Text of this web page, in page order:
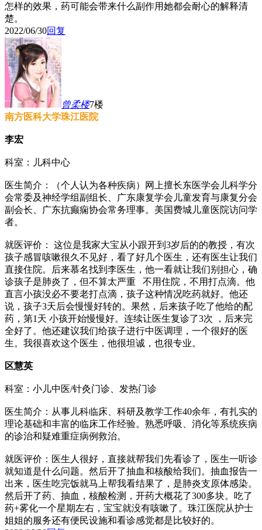
怎样的效果，药可能会带来什么副作用她都会耐心的解释清
楚。
2022/06/30回复
曾柔楼7楼
南方医科大学珠江医院
李宏
科室：儿科中心
医生简介：（个人认为各种疾病）网上擅长东医学会儿科学分
会常委及神经学组副组长、广东康复学会儿童发育与康复分会
副会长、广东抗癫痫协会常务理事。美国费城儿童医院访问学
者。
就医评价： 这位是我家大宝从小跟开到3岁后的的教授，有次
孩子感冒咳嗽很久不见好，看了好几个医生，还有医生让我们
直接住院。后来慕名找到李医生，他一看就让我们别担心，确
诊孩子是肺炎了，但不算太严重 不用住院，不用打点滴。他
直言小孩没必不要老打点滴，孩子这种情况吃药就好。他还
说，孩子3天后会慢慢好转的。果然，后来孩子吃了他给的配
药，第1天 小孩开始慢慢好。连续让医生复诊了3次 ，后来完
全好了。他还建议我们给孩子进行中医调理，一个很好的医
生。我很喜欢这个医生，他很坦诚，也很专业。
区慧英
科室：小儿中医/针灸门诊、发热门诊
医生简介：从事儿科临床、科研及教学工作40余年，有扎实的
理论基础和丰富的临床工作经验。熟悉呼吸、消化等系统疾病
的诊治和疑难重症病例救治。
就医评价：医生人很好，直接就帮我们先看诊了，医生一听诊
就知道是什么问题。然后开了抽血和核酸给我们。抽血报告一
出来，医生吃完饭就马上帮我看结果了，是肺炎支原体感染。
然后开了药、抽血，核酸检测，开药大概花了300多块。吃了
药+雾化一个星期左右，宝宝就没有咳嗽了。珠江医院从护士
姐姐的服务还有便民设施和看诊感觉都是比较好的。